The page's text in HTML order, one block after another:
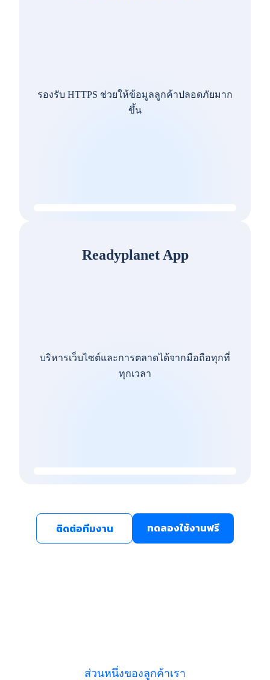
รองรับ HTTPS ช่วยให้ข้อมูลลูกค้าปลอดภัยมาก
ขึ้น
Readyplanet App
บริหารเว็บไซต์และการตลาดได้จากมือถือทุกที่
ทุกเวลา
ติดต่อทีมงาน ทดลองใช้งานฟรี
ส่วนหนึ่งของลูกค้าเรา